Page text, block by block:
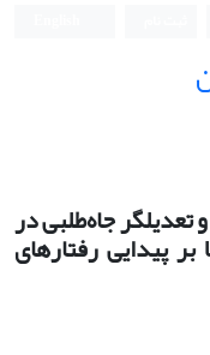
جاه‌طلبی در
پیدایی رفتارهای